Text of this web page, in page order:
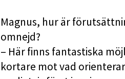
Magnus, hur är
omnejd?
– Här finns fantastiska
kortare mot vad